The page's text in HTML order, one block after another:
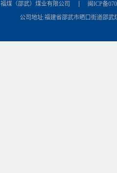
福煤（邵武）煤业有限公司
闽ICP备
公司地址:福建省邵武市晒口街道邵武